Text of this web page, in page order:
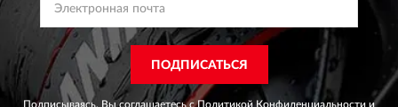
ПОДПИСАТЬСЯ
Подписываясь, Вы соглашаетесь сПолитикой Конфиденциальности и